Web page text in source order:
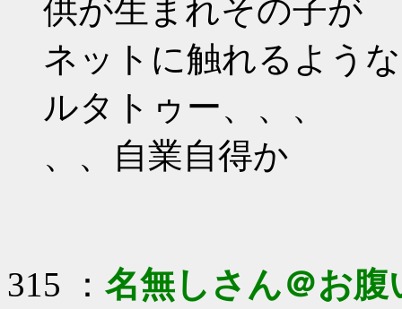
供が生まれその子が
ネットに触れるよう
ルタトゥー、、、
、、自業自得か
315 ： 名無しさん＠お腹